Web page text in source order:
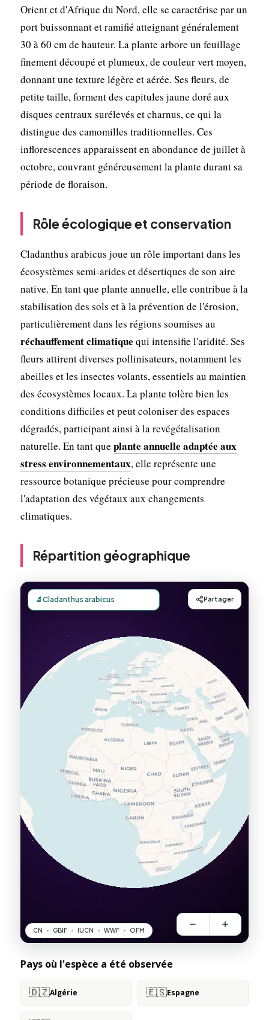
Orient et d'Afrique du Nord, elle se caractérise par un
port buissonnant et ramifié atteignant généralement
30 à 60 cm de hauteur. La plante arbore un feuillage
finement découpé et plumeux, de couleur vert moyen,
donnant une texture légère et aérée. Ses fleurs, de
petite taille, forment des capitules jaune doré aux
disques centraux surélevés et charnus, ce qui la
distingue des camomilles traditionnelles. Ces
inflorescences apparaissent en abondance de juillet à
octobre, couvrant généreusement la plante durant sa
période de floraison.
Rôle écologique et conservation
Cladanthus arabicus joue un rôle important dans les
écosystèmes semi-arides et désertiques de son aire
native. En tant que plante annuelle, elle contribue à la
stabilisation des sols et à la prévention de l'érosion,
particulièrement dans les régions soumises au
réchauffement climatique qui intensifie l'aridité. Ses
fleurs attirent diverses pollinisateurs, notamment les
abeilles et les insectes volants, essentiels au maintien
des écosystèmes locaux. La plante tolère bien les
conditions difficiles et peut coloniser des espaces
dégradés, participant ainsi à la revégétalisation
naturelle. En tant que plante annuelle adaptée aux
stress environnementaux, elle représente une
ressource botanique précieuse pour comprendre
l'adaptation des végétaux aux changements
climatiques.
Répartition géographique
Pays où l'espèce a été observée
🇩🇿Algérie 🇪🇸Espagne